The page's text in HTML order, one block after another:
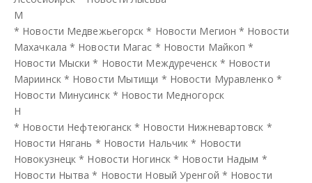
М
* Новости Медвежьегорск * Новости Мегион * Новости
Махачкала * Новости Магас * Новости Майкоп *
Новости Мыски * Новости Междуреченск* Новости
Мариинск* Новости Мытищи * Новости Муравленко *
Новости Минусинск* Новости Медногорск
Н
* Новости Нефтеюганск * Новости Нижневартовск *
Новости Нягань * Новости Нальчик * Новости
Новокузнецк * Новости Ногинск* Новости Надым *
Новости Нытва * Новости Новый Уренгой * Новости